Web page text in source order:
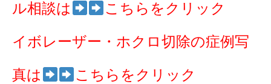
ル相談は こちらをクリック
イボレーザー・ホクロ切除の症例写
真は こちらをクリック